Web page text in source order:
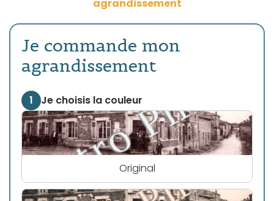
agrandissement
Je commande mon
agrandissement
1 Je choisis la couleur
Original